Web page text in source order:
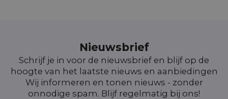
Nieuwsbrief
Schrijf je in voor de nieuwsbrief en blijf op de
hoogte van het laatste nieuws en aanbiedingen
Wij informeren en tonen nieuws - zonder
onnodige spam. Blijf regelmatig bij ons!